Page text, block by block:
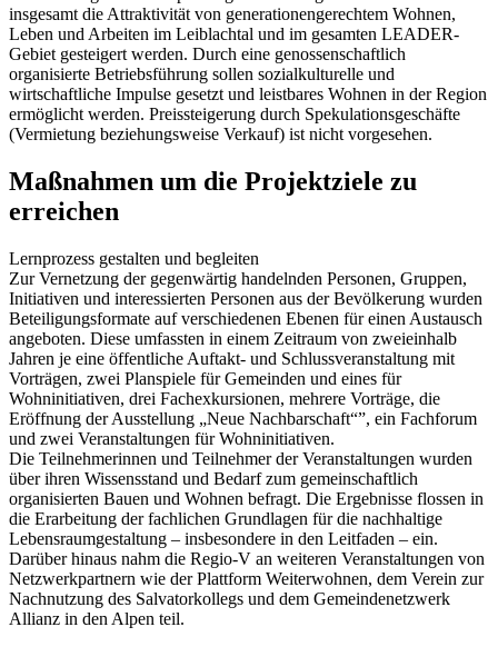
insgesamt die Attraktivität von generationengerechtem Wohnen,
Leben und Arbeiten im Leiblachtal und im gesamten LEADER-
Gebiet gesteigert werden. Durch eine genossenschaftlich
organisierte Betriebsführung sollen sozialkulturelle und
wirtschaftliche Impulse gesetzt und leistbares Wohnen in der Region
ermöglicht werden. Preissteigerung durch Spekulationsgeschäfte
(Vermietung beziehungsweise Verkauf) ist nicht vorgesehen.
Maßnahmen um die Projektziele zu
erreichen
Lernprozess gestalten und begleiten
Zur Vernetzung der gegenwärtig handelnden Personen, Gruppen,
Initiativen und interessierten Personen aus der Bevölkerung wurden
Beteiligungsformate auf verschiedenen Ebenen für einen Austausch
angeboten. Diese umfassten in einem Zeitraum von zweieinhalb
Jahren je eine öffentliche Auftakt- und Schlussveranstaltung mit
Vorträgen, zwei Planspiele für Gemeinden und eines für
Wohninitiativen, drei Fachexkursionen, mehrere Vorträge, die
Eröffnung der Ausstellung „Neue Nachbarschaft“”, ein Fachforum
und zwei Veranstaltungen für Wohninitiativen.
Die Teilnehmerinnen und Teilnehmer der Veranstaltungen wurden
über ihren Wissensstand und Bedarf zum gemeinschaftlich
organisierten Bauen und Wohnen befragt. Die Ergebnisse flossen in
die Erarbeitung der fachlichen Grundlagen für die nachhaltige
Lebensraumgestaltung – insbesondere in den Leitfaden – ein.
Darüber hinaus nahm die Regio-V an weiteren Veranstaltungen von
Netzwerkpartnern wie der Plattform Weiterwohnen, dem Verein zur
Nachnutzung des Salvatorkollegs und dem Gemeindenetzwerk
Allianz in den Alpen teil.